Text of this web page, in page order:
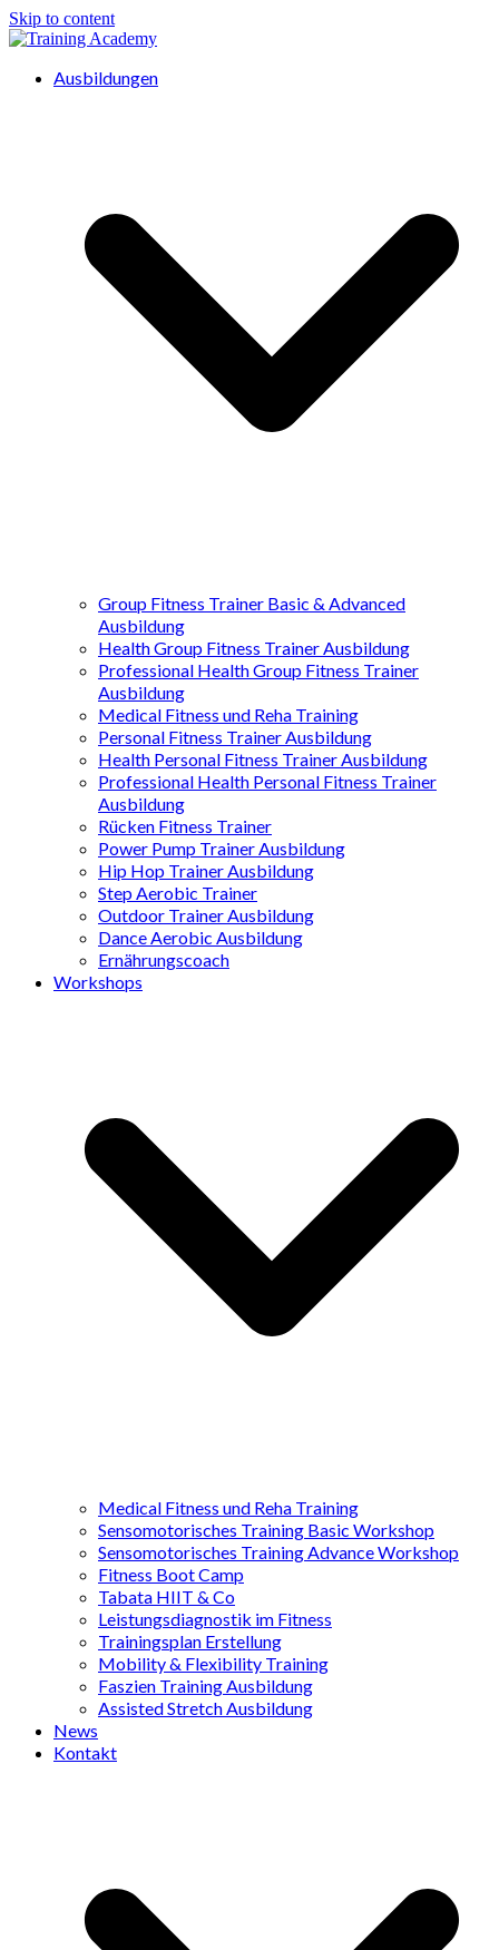
Skip to content
Ausbildungen
Group Fitness Trainer Basic & Advanced
Ausbildung
Health Group Fitness Trainer Ausbildung
Professional Health Group Fitness Trainer
Ausbildung
Medical Fitness und Reha Training
Personal Fitness Trainer Ausbildung
Health Personal Fitness Trainer Ausbildung
Professional Health Personal Fitness Trainer
Ausbildung
Rücken Fitness Trainer
Power Pump Trainer Ausbildung
Hip Hop Trainer Ausbildung
Step Aerobic Trainer
Outdoor Trainer Ausbildung
Dance Aerobic Ausbildung
Ernährungscoach
Workshops
Medical Fitness und Reha Training
Sensomotorisches Training Basic Workshop
Sensomotorisches Training Advance Workshop
Fitness Boot Camp
Tabata HIIT & Co
Leistungsdiagnostik im Fitness
Trainingsplan Erstellung
Mobility & Flexibility Training
Faszien Training Ausbildung
Assisted Stretch Ausbildung
News
Kontakt